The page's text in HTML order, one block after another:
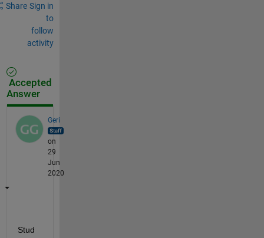
Share Sign in
to
follow
activity
Accepted
Answer
Geri
on
29
Jun
2020
Stud